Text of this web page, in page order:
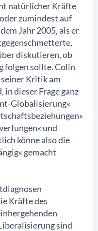
natürlicher Kräfte
zumindest auf
Jahr 2005, als er
diskutieren, ob
folgen sollte. Colin
Kritik am
dieser Frage ganz
Globalisierung«
und
könne also die
gemacht
Kräfte des
sind